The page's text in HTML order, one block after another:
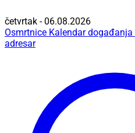
četvrtak - 06.08.2026
Osmrtnice Kalendar događanja
adresar